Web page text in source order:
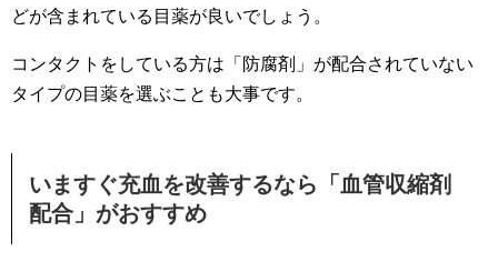
どが含まれている目薬が良いでしょう。
コンタクトをしている方は「防腐剤」が配合されていない
タイプの目薬を選ぶことも大事です。
いますぐ充血を改善するなら「血管収縮剤
配合」がおすすめ